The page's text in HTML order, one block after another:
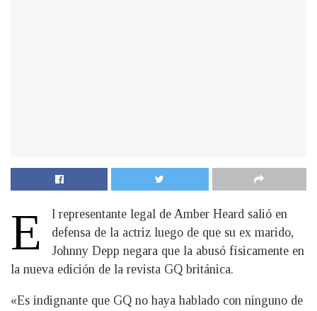
E
l representante legal de Amber Heard salió en
defensa de la actriz luego de que su ex marido,
Johnny Depp negara que la abusó físicamente en
la nueva edición de la revista GQ británica.
«Es indignante que GQ no haya hablado con ninguno de